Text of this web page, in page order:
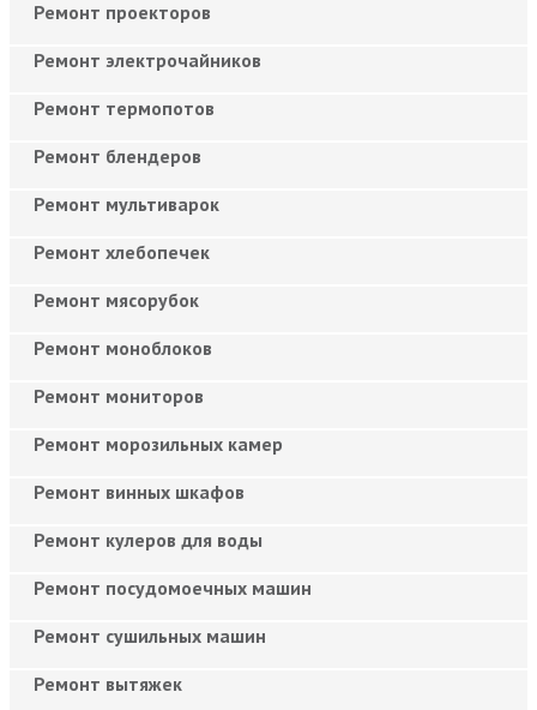
Ремонт проекторов
Ремонт электрочайников
Ремонт термопотов
Ремонт блендеров
Ремонт мультиварок
Ремонт хлебопечек
Ремонт мясорубок
Ремонт моноблоков
Ремонт мониторов
Ремонт морозильных камер
Ремонт винных шкафов
Ремонт кулеров для воды
Ремонт посудомоечных машин
Ремонт сушильных машин
Ремонт вытяжек